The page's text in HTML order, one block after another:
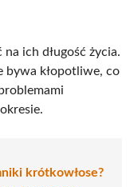
na ich długość życia.
bywa kłopotliwe, co
krótkowłose?